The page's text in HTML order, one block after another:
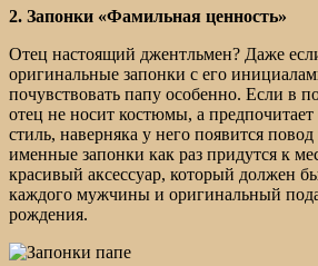
2. Запонки «Фамильная ценность»
Отец настоящий джентльмен? Даже
оригинальные запонки с его
почувствовать папу особенно. Если в
отец не носит костюмы, а
стиль, наверняка у него появится
именные запонки как раз придутся к
красивый аксессуар, который должен
каждого мужчины и оригинальный
рождения.